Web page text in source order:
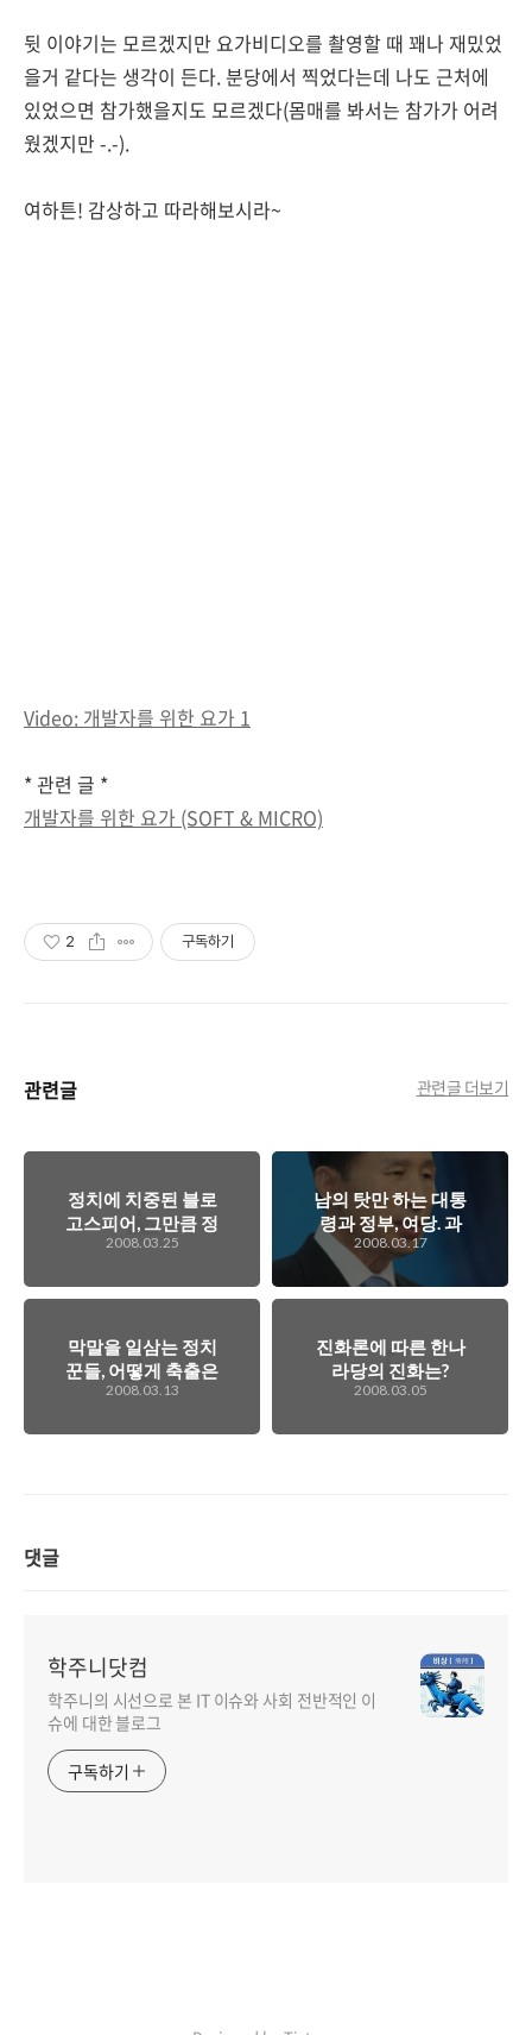
뒷 이야기는 모르겠지만 요가비디오를 촬영할 때 꽤나 재밌었
을거 같다는 생각이 든다. 분당에서 찍었다는데 나도 근처에
있었으면 참가했을지도 모르겠다(몸매를 봐서는 참가가 어려
웠겠지만 -.-).
여하튼! 감상하고 따라해보시라~
Video: 개발자를 위한 요가 1
* 관련 글 *
개발자를 위한 요가 (SOFT & MICRO)
2 구독하기
관련글 관련글 더보기
정치에 치중된 블로
고스피어, 그만큼 정
치가 혼란하다는 것
2008.03.25
남의 탓만 하는 대통
령과 정부, 여당. 과
연 대한민국에는 희
망이 있나?
2008.03.17
막말을 일삼는 정치
꾼들, 어떻게 축출은
안되나?
2008.03.13
진화론에 따른 한나
라당의 진화는?
2008.03.05
댓글
학주니닷컴
학주니의 시선으로 본 IT 이슈와 사회 전반적인 이
슈에 대한 블로그
구독하기